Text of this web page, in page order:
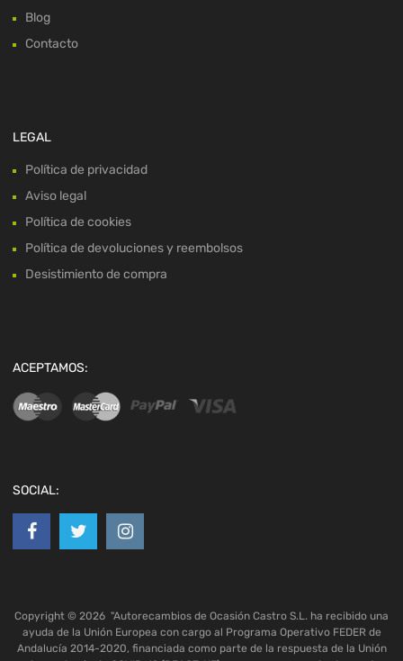
Blog
Contacto
LEGAL
Política de privacidad
Aviso legal
Política de cookies
Política de devoluciones y reembolsos
Desistimiento de compra
ACEPTAMOS:
SOCIAL:
Copyright © 2026 "Autorecambios de Ocasión Castro S.L. ha recibido una
ayuda de la Unión Europea con cargo al Programa Operativo FEDER de
Andalucía 2014-2020, financiada como parte de la respuesta de la Unión